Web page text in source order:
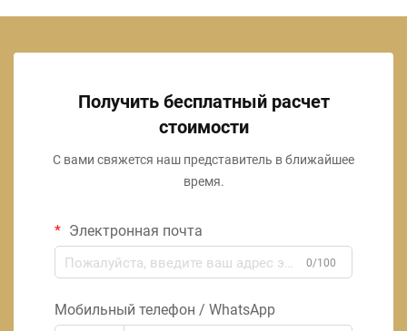
Получить бесплатный расчет
стоимости
С вами свяжется наш представитель в ближайшее
время.
Электронная почта
0/100
Мобильный телефон / WhatsApp